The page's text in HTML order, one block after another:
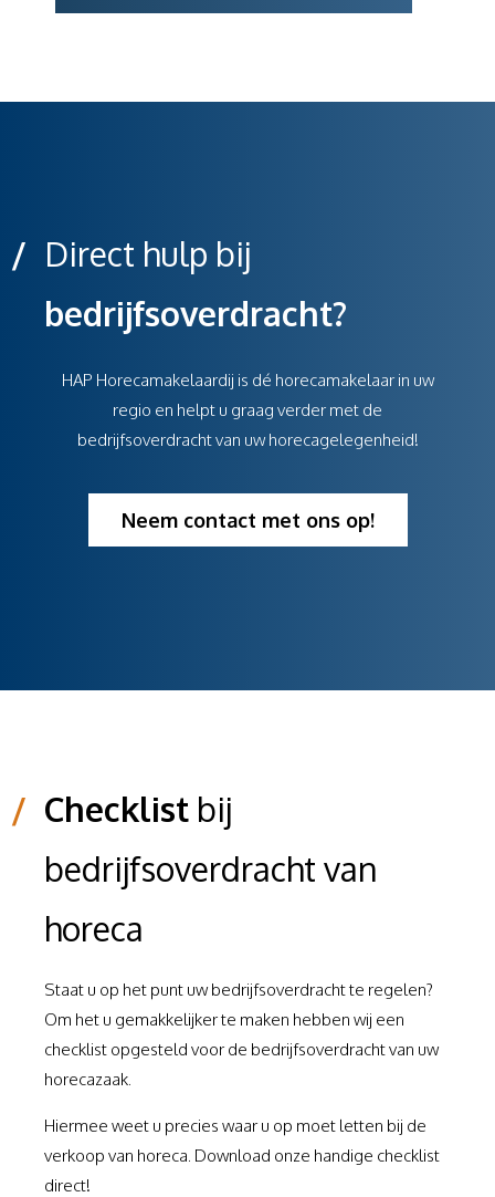
/ Direct hulp bij
bedrijfsoverdracht?
HAP Horecamakelaardij is dé horecamakelaar in uw
regio en helpt u graag verder met de
bedrijfsoverdracht van uw horecagelegenheid!
Neem contact met ons op!
/ Checklist bij
bedrijfsoverdracht van
horeca
Staat u op het punt uw bedrijfsoverdracht te regelen?
Om het u gemakkelijker te maken hebben wij een
checklist opgesteld voor de bedrijfsoverdracht van uw
horecazaak.
Hiermee weet u precies waar u op moet letten bij de
verkoop van horeca. Download onze handige checklist
direct!